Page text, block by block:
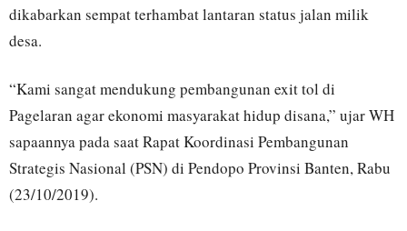
dikabarkan sempat terhambat lantaran status jalan milik
desa.
“Kami sangat mendukung pembangunan exit tol di
Pagelaran agar ekonomi masyarakat hidup disana,” ujar WH
sapaannya pada saat Rapat Koordinasi Pembangunan
Strategis Nasional (PSN) di Pendopo Provinsi Banten, Rabu
(23/10/2019).